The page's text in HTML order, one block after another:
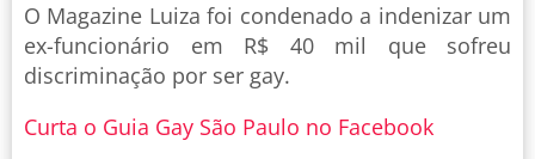
O Magazine Luiza foi condenado a indenizar um
ex-funcionário em R$ 40 mil que sofreu
discriminação por ser gay.
Curta o Guia Gay São Paulo no Facebook